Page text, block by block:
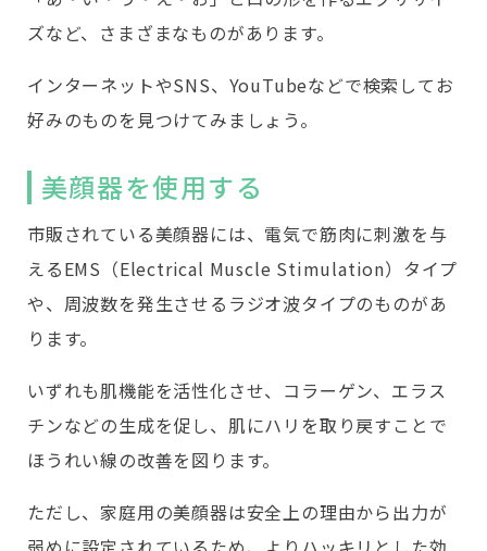
ズなど、さまざまなものがあります。
インターネットやSNS、YouTubeなどで検索してお
好みのものを見つけてみましょう。
美顔器を使用する
市販されている美顔器には、電気で筋肉に刺激を与
えるEMS（Electrical Muscle Stimulation）タイプ
や、周波数を発生させるラジオ波タイプのものがあ
ります。
いずれも肌機能を活性化させ、コラーゲン、エラス
チンなどの生成を促し、肌にハリを取り戻すことで
ほうれい線の改善を図ります。
ただし、家庭用の美顔器は安全上の理由から出力が